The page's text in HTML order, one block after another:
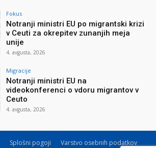
Fokus
Notranji ministri EU po migrantski krizi
v Ceuti za okrepitev zunanjih meja
unije
4. avgusta, 2026
Migracije
Notranji ministri EU na
videokonferenci o vdoru migrantov v
Ceuto
4. avgusta, 2026
Splošni pogoji Varstvo osebnih podatkov